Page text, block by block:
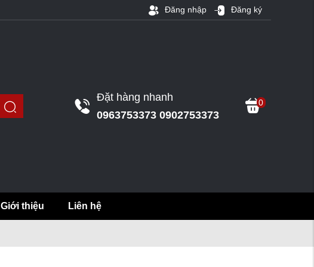
Đăng nhập Đăng ký
Đặt hàng nhanh
0963753373 0902753373
0
Giới thiệu Liên hệ